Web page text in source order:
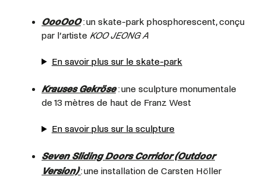
OooOoO: un skate-park phosphorescent, conçu
par l’artiste KOO JEONG A
En savoir plus sur le skate-park
Krauses Gekröse: une sculpture monumentale
de 13 mètres de haut de Franz West
En savoir plus sur la sculpture
Seven Sliding Doors Corridor (Outdoor
Version): une installation de Carsten Höller